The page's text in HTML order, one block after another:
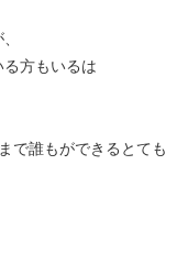
方もいるは
で誰もができるとても